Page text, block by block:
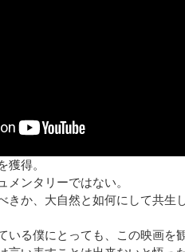
獲得。
メンタリーではない。
きか、大自然と如何にして共生
いる僕にとっても、この映画を